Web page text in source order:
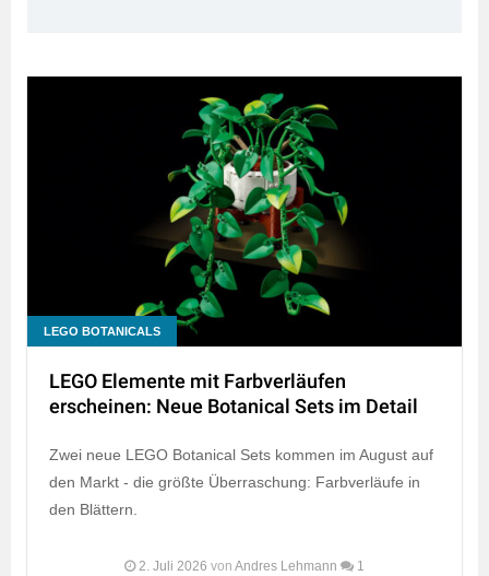
LEGO BOTANICALS
LEGO Elemente mit Farbverläufen
erscheinen: Neue Botanical Sets im Detail
Zwei neue LEGO Botanical Sets kommen im August auf
den Markt - die größte Überraschung: Farbverläufe in
den Blättern.
2. Juli 2026 von Andres Lehmann 1